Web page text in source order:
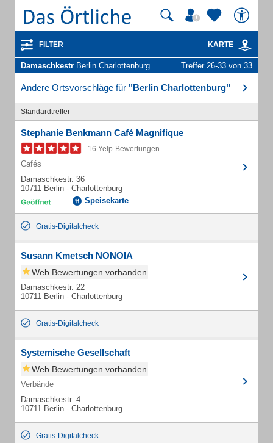
FILTER KARTE
Damaschkestr Berlin Charlottenburg - Unternehmen und Personen Treffer 26-33 von 33
Andere Ortsvorschläge für "Berlin Charlottenburg"
Standardtreffer
Stephanie Benkmann Café Magnifique
16 Yelp-Bewertungen
Cafés
Damaschkestr. 36
10711 Berlin - Charlottenburg
Speisekarte
Gratis-Digitalcheck
Susann Kmetsch NONOIA
Web Bewertungen vorhanden
Damaschkestr. 22
10711 Berlin - Charlottenburg
Gratis-Digitalcheck
Systemische Gesellschaft
Web Bewertungen vorhanden
Verbände
Damaschkestr. 4
10711 Berlin - Charlottenburg
Gratis-Digitalcheck